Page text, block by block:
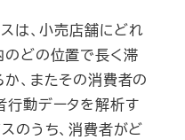
は、小売店舗にどれ
のどの位置で長く滞
、またその消費者の
行動データを解析す
のうち、消費者がど